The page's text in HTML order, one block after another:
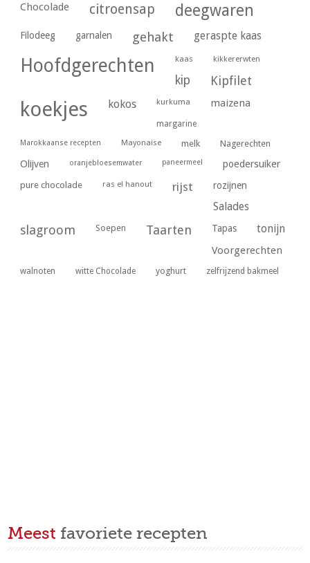
Chocolade citroensap deegwaren
Filodeeg garnalen gehakt geraspte kaas
Hoofdgerechten kaas kikkererwten
kip Kipfilet
koekjes kokos kurkuma maizena
margarine
Marokkaanse recepten Mayonaise melk Nagerechten
Olijven oranjebloesemwater paneermeel poedersuiker
pure chocolade ras el hanout rijst rozijnen
Salades
slagroom Soepen Taarten Tapas tonijn
Voorgerechten
walnoten witte Chocolade yoghurt zelfrijzend bakmeel
Meest favoriete recepten